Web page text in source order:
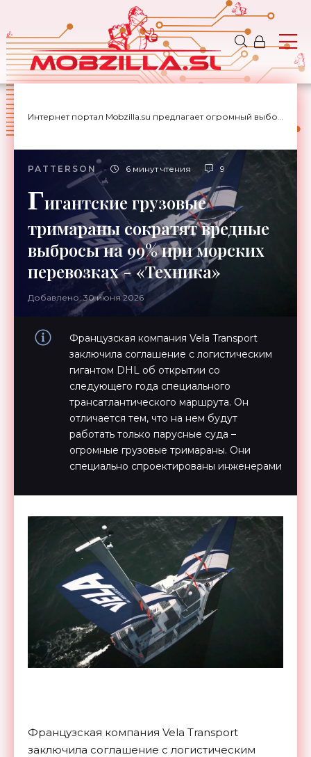
Интернет портал Mobzilla.su предлагает огромный выбор новостей с доставкой на дом.
PATTERSON 6 минут чтения 9
Гигантские грузовые
тримараны сократят вредные
выбросы на 99% при морских
перевозках - «Техника»
Добавлено: 30 июня 2026
Французская компания Vela Transport
заключила соглашение с логистическим
гигантом DHL об открытии со
следующего года специального
трансатлантического маршрута. Он
отличается тем, что на нем будут
работать только парусные суда –
огромные грузовые тримараны. Они
специально спроектированы инженерами
Французская компания Vela Transport
заключила соглашение с логистическим